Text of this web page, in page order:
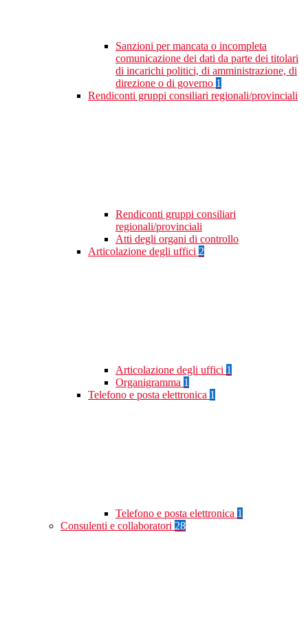
Sanzioni per mancata o incompleta
comunicazione dei dati da parte dei titolari
di incarichi politici, di amministrazione, di
direzione o di governo 1
Rendiconti gruppi consiliari regionali/provinciali
Rendiconti gruppi consiliari
regionali/provinciali
Atti degli organi di controllo
Articolazione degli uffici 2
Articolazione degli uffici 1
Organigramma 1
Telefono e posta elettronica 1
Telefono e posta elettronica 1
Consulenti e collaboratori 28